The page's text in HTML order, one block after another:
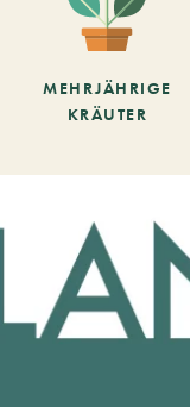
MEHRJÄHRIGE
KRÄUTER